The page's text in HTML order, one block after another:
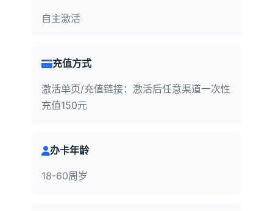
自主激活
充值方式
激活单页/充值链接：激活后任意渠道一次性
充值150元
办卡年龄
18-60周岁